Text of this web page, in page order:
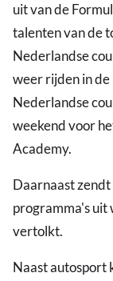
uit van de
talenten van de
Nederlandse
weer rijden in de
Nederlandse
weekend voor
Academy.
Daarnaast
programma's uit
vertolkt.
Naast autosport